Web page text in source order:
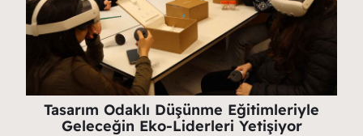
Tasarım Odaklı Düşünme Eğitimleriyle
Geleceğin Eko-Liderleri Yetişiyor